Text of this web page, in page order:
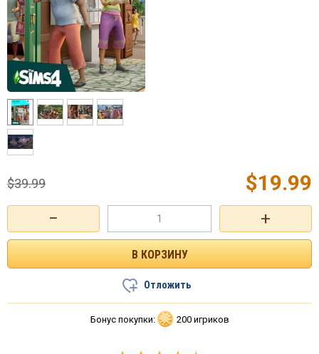
+
−
$19.99
$39.99
Отложить
Бонус покупки: 200 игриков